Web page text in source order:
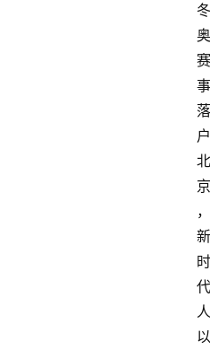
冬
奥
赛
事
落
户
北
京
，
新
时
代
人
以